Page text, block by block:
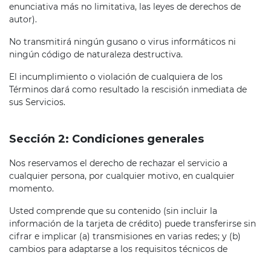
enunciativa más no limitativa, las leyes de derechos de
autor).
No transmitirá ningún gusano o virus informáticos ni
ningún código de naturaleza destructiva.
El incumplimiento o violación de cualquiera de los
Términos dará como resultado la rescisión inmediata de
sus Servicios.
Sección 2: Condiciones generales
Nos reservamos el derecho de rechazar el servicio a
cualquier persona, por cualquier motivo, en cualquier
momento.
Usted comprende que su contenido (sin incluir la
información de la tarjeta de crédito) puede transferirse sin
cifrar e implicar (a) transmisiones en varias redes; y (b)
cambios para adaptarse a los requisitos técnicos de